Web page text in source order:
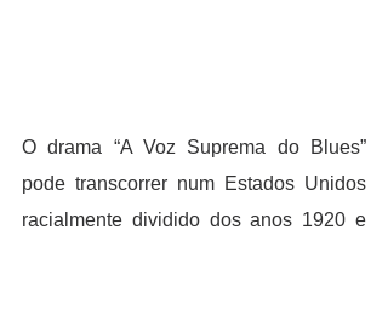
O drama “A Voz Suprema do Blues”
pode transcorrer num Estados Unidos
racialmente dividido dos anos 1920 e